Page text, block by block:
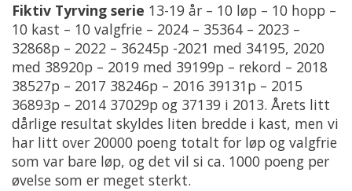
Fiktiv Tyrving serie 13-19 år – 10 løp – 10 hopp –
10 kast – 10 valgfrie – 2024 – 35364 – 2023 –
32868p – 2022 – 36245p -2021 med 34195, 2020
med 38920p – 2019 med 39199p – rekord – 2018
38527p – 2017 38246p – 2016 39131p – 2015
36893p – 2014 37029p og 37139 i 2013. Årets litt
dårlige resultat skyldes liten bredde i kast, men vi
har litt over 20000 poeng totalt for løp og valgfrie
som var bare løp, og det vil si ca. 1000 poeng per
øvelse som er meget sterkt.